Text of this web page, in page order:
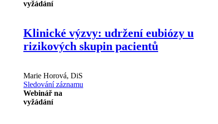
vyžádání
Klinické výzvy: udržení eubiózy u
rizikových skupin pacientů
Marie Horová, DiS
Sledování záznamu
Webinář na
vyžádání